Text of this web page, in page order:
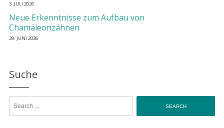
3. JULI 2026
Neue Erkenntnisse zum Aufbau von
Chamäleonzähnen
29. JUNI 2026
Suche